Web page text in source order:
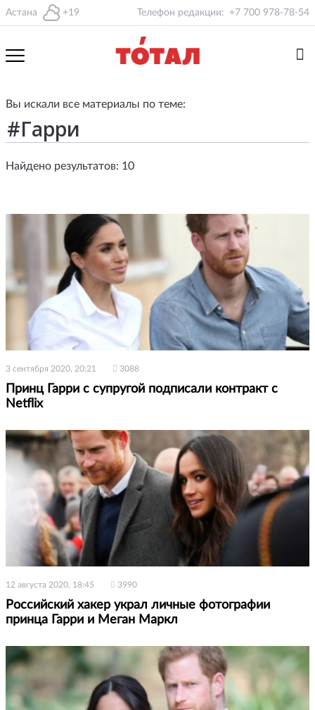
Астана +19 Телефон редакции: +7 700 978-78-54
Вы искали все материалы по теме:
Найдено результатов: 10
3 сентября 2020, 20:21 3088
Принц Гарри с супругой подписали контракт с
Netflix
12 августа 2020, 18:45 3990
Российский хакер украл личные фотографии
принца Гарри и Меган Маркл